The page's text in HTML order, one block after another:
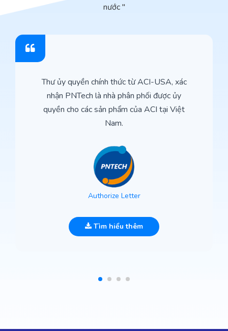
nước "
Thư ủy quyền chính thức từ ACI-USA, xác
nhận PNTech là nhà phân phối được ủy
quyền cho các sản phẩm của ACI tại Việt
Nam.
Authorize Letter
Tìm hiểu thêm